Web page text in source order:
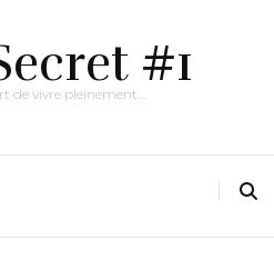
#1
de vivre pleinement…